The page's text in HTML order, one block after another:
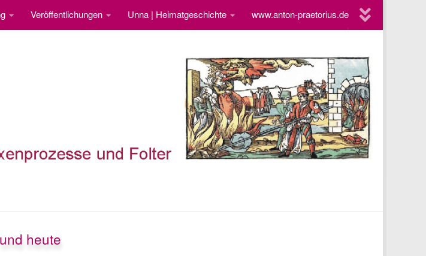
Veröffentlichungen Unna | Heimatgeschichte www.anton-praetorius.de
heute